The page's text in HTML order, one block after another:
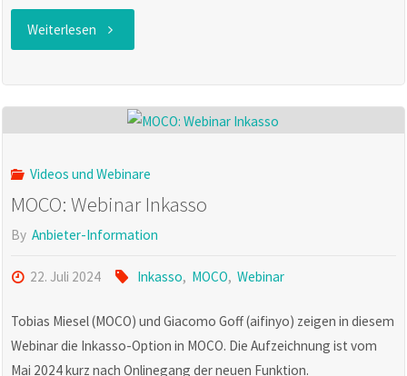
Weiterlesen "MOCO
DATEV"
Videos und Webinare
MOCO: Webinar Inkasso
By Anbieter-Information
22. Juli 2024 Inkasso, MOCO, Webinar
Tobias Miesel (MOCO) und Giacomo Goff (aifinyo) zeigen in diesem
Webinar die Inkasso-Option in MOCO. Die Aufzeichnung ist vom
Mai 2024 kurz nach Onlinegang der neuen Funktion.